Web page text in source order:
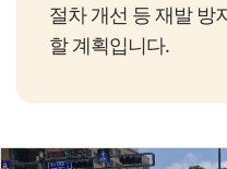
절차 개선 등 재발 방
할 계획입니다.